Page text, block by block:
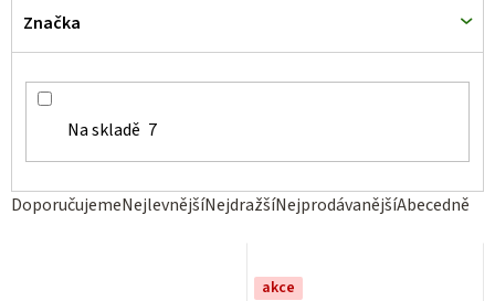
Ř
DoporučujemeNejlevnějšíNejdražšíNejprodávanějšíAbecedně
Na skladě 7
Značka
akce